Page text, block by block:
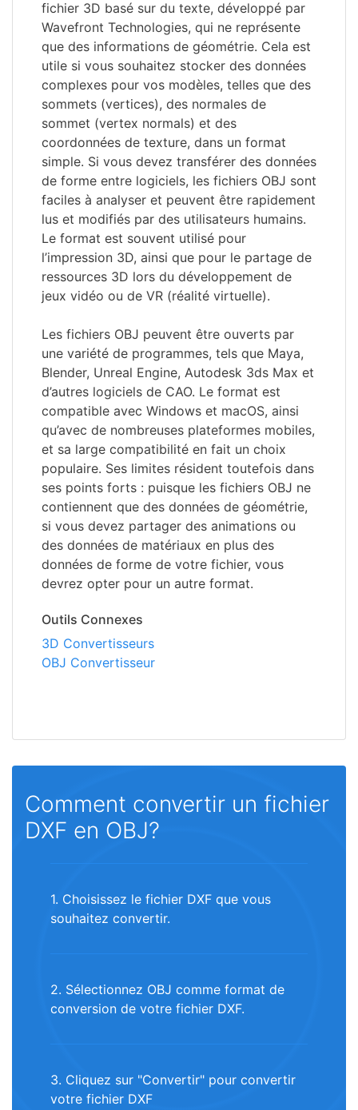
fichier 3D basé sur du texte, développé par
Wavefront Technologies, qui ne représente
que des informations de géométrie. Cela est
utile si vous souhaitez stocker des données
complexes pour vos modèles, telles que des
sommets (vertices), des normales de
sommet (vertex normals) et des
coordonnées de texture, dans un format
simple. Si vous devez transférer des données
de forme entre logiciels, les fichiers OBJ sont
faciles à analyser et peuvent être rapidement
lus et modifiés par des utilisateurs humains.
Le format est souvent utilisé pour
l’impression 3D, ainsi que pour le partage de
ressources 3D lors du développement de
jeux vidéo ou de VR (réalité virtuelle).
Les fichiers OBJ peuvent être ouverts par
une variété de programmes, tels que Maya,
Blender, Unreal Engine, Autodesk 3ds Max et
d’autres logiciels de CAO. Le format est
compatible avec Windows et macOS, ainsi
qu’avec de nombreuses plateformes mobiles,
et sa large compatibilité en fait un choix
populaire. Ses limites résident toutefois dans
ses points forts : puisque les fichiers OBJ ne
contiennent que des données de géométrie,
si vous devez partager des animations ou
des données de matériaux en plus des
données de forme de votre fichier, vous
devrez opter pour un autre format.
Outils Connexes
3D Convertisseurs
OBJ Convertisseur
Comment convertir un fichier
DXF en OBJ?
1. Choisissez le fichier DXF que vous
souhaitez convertir.
2. Sélectionnez OBJ comme format de
conversion de votre fichier DXF.
3. Cliquez sur "Convertir" pour convertir
votre fichier DXF